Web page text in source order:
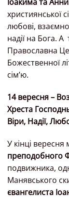
християнської
любові,
надії на Бога. А
Православна
Божественної
сім’ю.
14 вересня –
Хреста
Віри, Надії,
У кінці
преподобного
подвижника,
Манявського
євангелиста